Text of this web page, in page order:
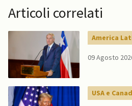
Articoli correlati
America
09 Agosto
USA e